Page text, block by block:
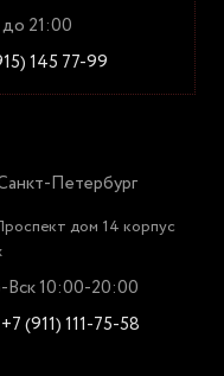
21:00
145 77-99
Петербург
дом 14 корпус
10:00-20:00
(911) 111-75-58